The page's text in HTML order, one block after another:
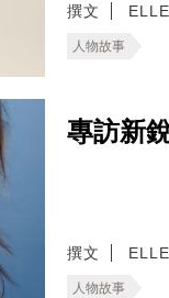
撰文
人物故事
專訪新
撰文
人物故事